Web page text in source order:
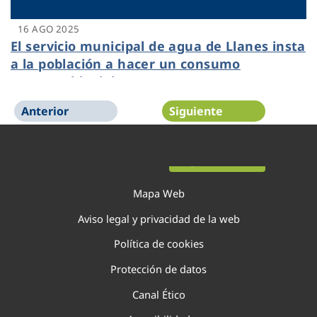
16 AGO 2025
El servicio municipal de agua de Llanes insta
a la población a hacer un consumo
responsable del agua
Anterior Siguiente
Mapa Web
Aviso legal y privacidad de la web
Política de cookies
Protección de datos
Canal Ético